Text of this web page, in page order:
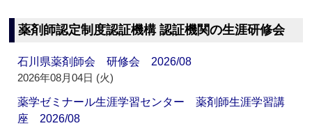
薬剤師認定制度認証機構 認証機関の生涯研修会
石川県薬剤師会 研修会 2026/08
2026年08月04日 (火)
薬学ゼミナール生涯学習センター 薬剤師生涯学習講
座 2026/08